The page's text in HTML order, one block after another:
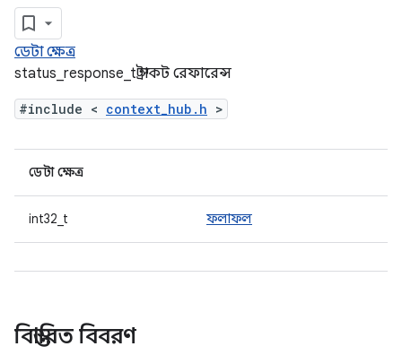
ডেটা ক্ষেত্র
status_response_t স্ট্রাকট রেফারেন্স
#include < context_hub.h >
ডেটা ক্ষেত্র
int32_t ফলাফল
বিস্তারিত বিবরণ